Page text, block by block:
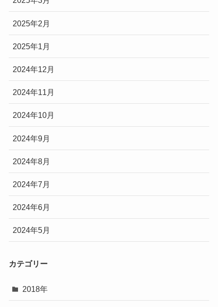
2025年2月
2025年1月
2024年12月
2024年11月
2024年10月
2024年9月
2024年8月
2024年7月
2024年6月
2024年5月
カテゴリー
2018年